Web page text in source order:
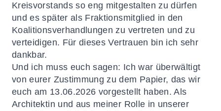
Kreisvorstands so eng mitgestalten zu dürfen
und es später als Fraktionsmitglied in den
Koalitionsverhandlungen zu vertreten und zu
verteidigen. Für dieses Vertrauen bin ich sehr
dankbar.
Und ich muss euch sagen: Ich war überwältigt
von eurer Zustimmung zu dem Papier, das wir
euch am 13.06.2026 vorgestellt haben. Als
Architektin und aus meiner Rolle in unserer